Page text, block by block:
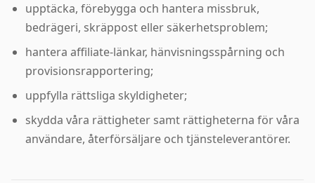
upptäcka, förebygga och hantera missbruk,
bedrägeri, skräppost eller säkerhetsproblem;
hantera affiliate-länkar, hänvisningsspårning och
provisionsrapportering;
uppfylla rättsliga skyldigheter;
skydda våra rättigheter samt rättigheterna för våra
användare, återförsäljare och tjänsteleverantörer.